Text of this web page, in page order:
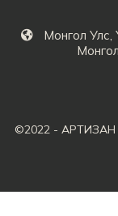
Монгол
©2022 -